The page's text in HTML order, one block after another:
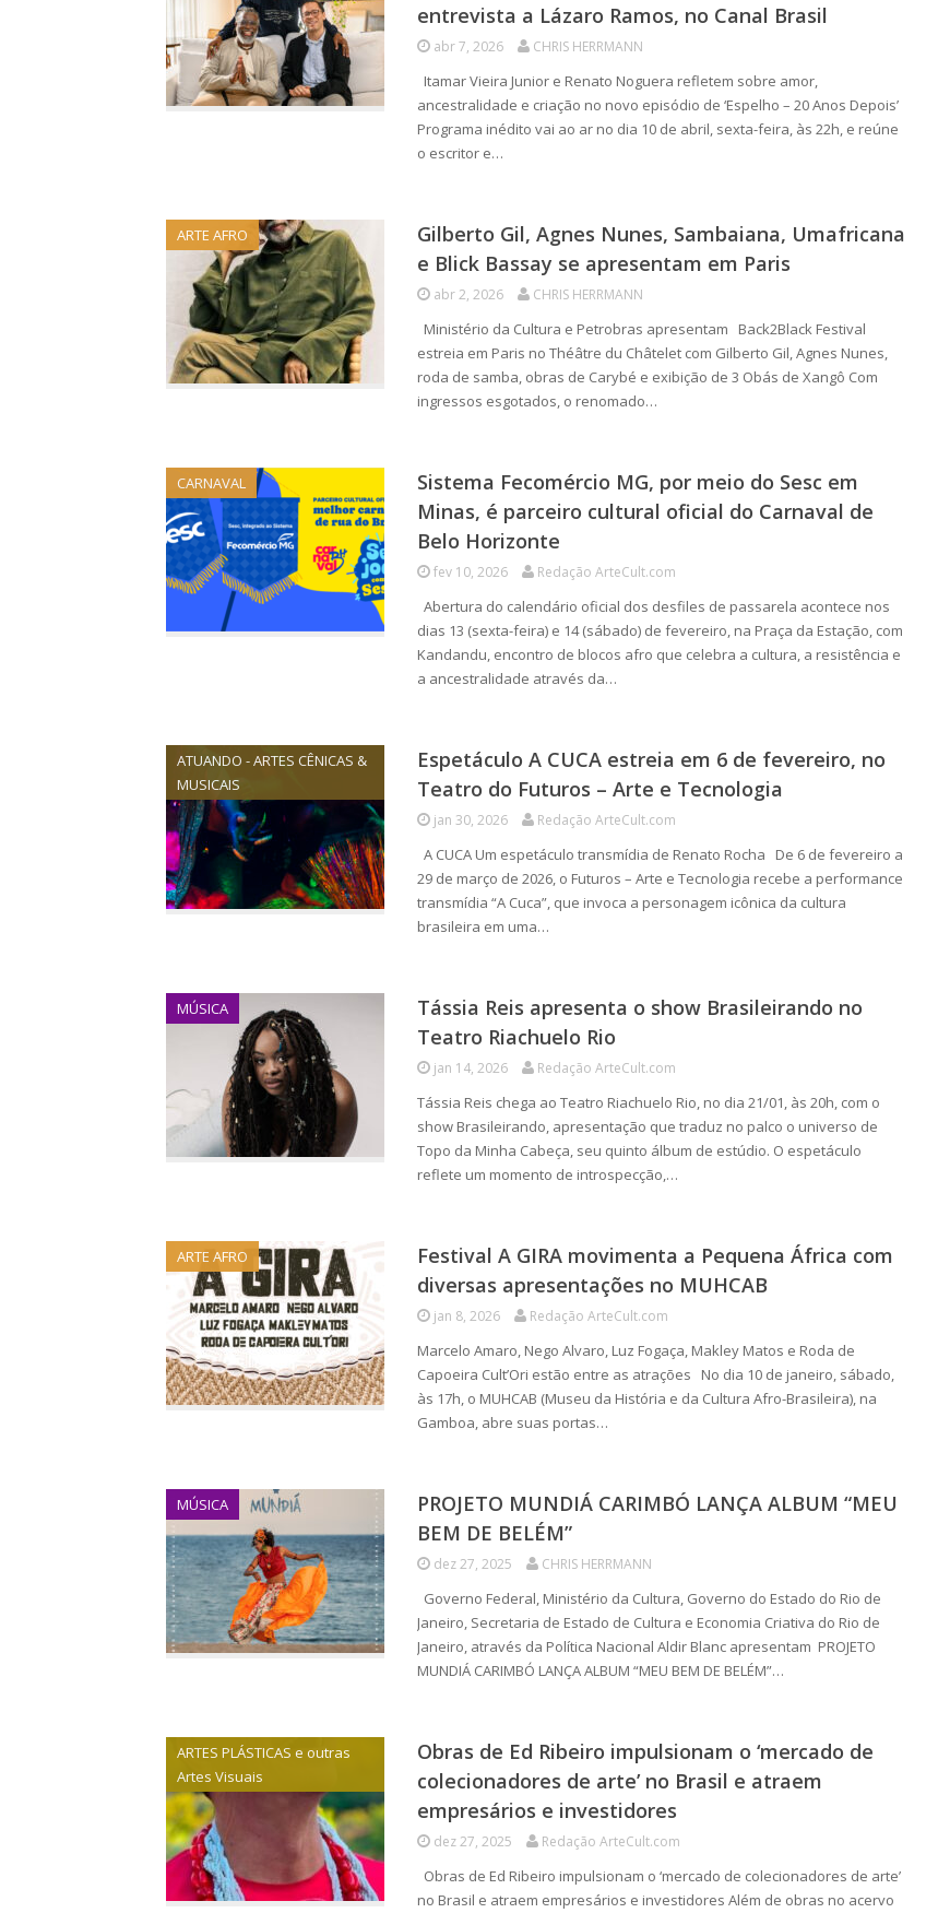
entrevista a Lázaro Ramos, no Canal Brasil
abr 7, 2026 CHRIS HERRMANN
Itamar Vieira Junior e Renato Noguera refletem sobre amor,
ancestralidade e criação no novo episódio de ‘Espelho – 20 Anos Depois’
Programa inédito vai ao ar no dia 10 de abril, sexta-feira, às 22h, e reúne
o escritor e…
ARTE AFRO
Gilberto Gil, Agnes Nunes, Sambaiana, Umafricana
e Blick Bassay se apresentam em Paris
abr 2, 2026 CHRIS HERRMANN
Ministério da Cultura e Petrobras apresentam Back2Black Festival
estreia em Paris no Théâtre du Châtelet com Gilberto Gil, Agnes Nunes,
roda de samba, obras de Carybé e exibição de 3 Obás de Xangô Com
ingressos esgotados, o renomado…
CARNAVAL
Sistema Fecomércio MG, por meio do Sesc em
Minas, é parceiro cultural oficial do Carnaval de
Belo Horizonte
fev 10, 2026 Redação ArteCult.com
Abertura do calendário oficial dos desfiles de passarela acontece nos
dias 13 (sexta-feira) e 14 (sábado) de fevereiro, na Praça da Estação, com
Kandandu, encontro de blocos afro que celebra a cultura, a resistência e
a ancestralidade através da…
ATUANDO - ARTES CÊNICAS &
MUSICAIS
Espetáculo A CUCA estreia em 6 de fevereiro, no
Teatro do Futuros – Arte e Tecnologia
jan 30, 2026 Redação ArteCult.com
A CUCA Um espetáculo transmídia de Renato Rocha De 6 de fevereiro a
29 de março de 2026, o Futuros – Arte e Tecnologia recebe a performance
transmídia “A Cuca”, que invoca a personagem icônica da cultura
brasileira em uma…
MÚSICA
Tássia Reis apresenta o show Brasileirando no
Teatro Riachuelo Rio
jan 14, 2026 Redação ArteCult.com
Tássia Reis chega ao Teatro Riachuelo Rio, no dia 21/01, às 20h, com o
show Brasileirando, apresentação que traduz no palco o universo de
Topo da Minha Cabeça, seu quinto álbum de estúdio. O espetáculo
reflete um momento de introspecção,…
ARTE AFRO
Festival A GIRA movimenta a Pequena África com
diversas apresentações no MUHCAB
jan 8, 2026 Redação ArteCult.com
Marcelo Amaro, Nego Alvaro, Luz Fogaça, Makley Matos e Roda de
Capoeira Cult’Ori estão entre as atrações No dia 10 de janeiro, sábado,
às 17h, o MUHCAB (Museu da História e da Cultura Afro-Brasileira), na
Gamboa, abre suas portas…
MÚSICA
PROJETO MUNDIÁ CARIMBÓ LANÇA ALBUM “MEU
BEM DE BELÉM”
dez 27, 2025 CHRIS HERRMANN
Governo Federal, Ministério da Cultura, Governo do Estado do Rio de
Janeiro, Secretaria de Estado de Cultura e Economia Criativa do Rio de
Janeiro, através da Política Nacional Aldir Blanc apresentam PROJETO
MUNDIÁ CARIMBÓ LANÇA ALBUM “MEU BEM DE BELÉM”…
ARTES PLÁSTICAS e outras
Artes Visuais
Obras de Ed Ribeiro impulsionam o ‘mercado de
colecionadores de arte’ no Brasil e atraem
empresários e investidores
dez 27, 2025 Redação ArteCult.com
Obras de Ed Ribeiro impulsionam o ‘mercado de colecionadores de arte’
no Brasil e atraem empresários e investidores Além de obras no acervo